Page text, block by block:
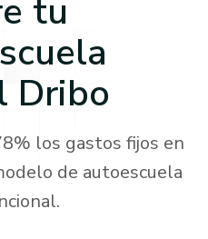
tu
Dribo
los gastos fijos en
de autoescuela